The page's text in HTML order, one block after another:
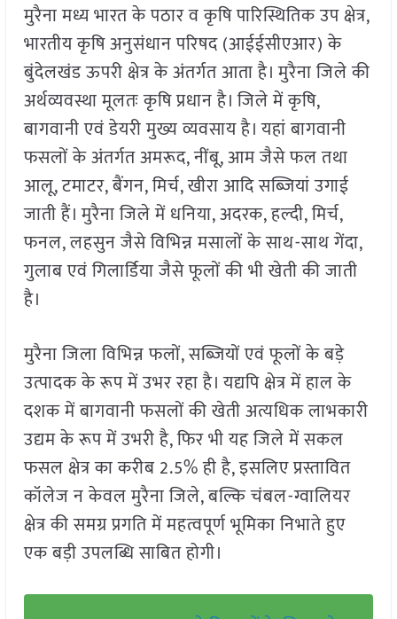
मुरैना मध्य भारत के पठार व कृषि पारिस्थितिक उप क्षेत्र,
भारतीय कृषि अनुसंधान परिषद (आईईसीएआर) के
बुंदेलखंड ऊपरी क्षेत्र के अंतर्गत आता है। मुरैना जिले की
अर्थव्यवस्था मूलतः कृषि प्रधान है। जिले में कृषि,
बागवानी एवं डेयरी मुख्य व्यवसाय है। यहां बागवानी
फसलों के अंतर्गत अमरूद, नींबू, आम जैसे फल तथा
आलू, टमाटर, बैंगन, मिर्च, खीरा आदि सब्जियां उगाई
जाती हैं। मुरैना जिले में धनिया, अदरक, हल्दी, मिर्च,
फनल, लहसुन जैसे विभिन्न मसालों के साथ-साथ गेंदा,
गुलाब एवं गिलार्डिया जैसे फूलों की भी खेती की जाती
है।
मुरैना जिला विभिन्न फलों, सब्जियों एवं फूलों के बड़े
उत्पादक के रूप में उभर रहा है। यद्यपि क्षेत्र में हाल के
दशक में बागवानी फसलों की खेती अत्यधिक लाभकारी
उद्यम के रूप में उभरी है, फिर भी यह जिले में सकल
फसल क्षेत्र का करीब 2.5% ही है, इसलिए प्रस्तावित
कॉलेज न केवल मुरैना जिले, बल्कि चंबल-ग्वालियर
क्षेत्र की समग्र प्रगति में महत्वपूर्ण भूमिका निभाते हुए
एक बड़ी उपलब्धि साबित होगी।